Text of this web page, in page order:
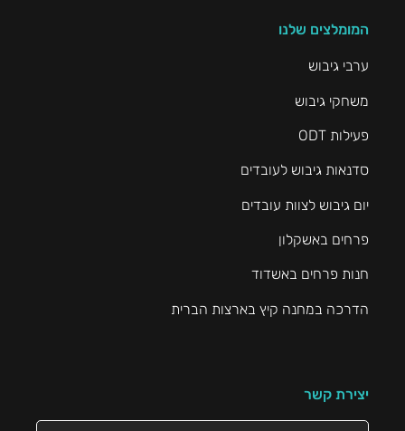
המומלצים שלנו
ערבי גיבוש
משחקי גיבוש
פעילות ODT
סדנאות גיבוש לעובדים
יום גיבוש לצוות עובדים
פרחים באשקלון
חנות פרחים באשדוד
הדרכה במחנה קיץ בארצות הברית
יצירת קשר